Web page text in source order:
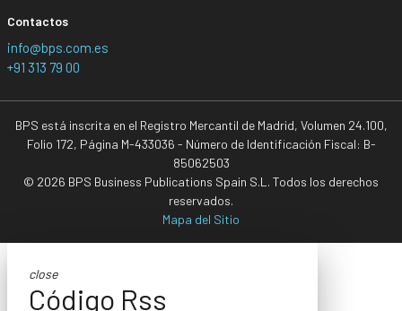
Contactos
info@bps.com.es
+91 313 79 00
BPS está inscrita en el Registro Mercantil de Madrid, Volumen 24.100,
Folio 172, Página M-433036 - Número de Identificación Fiscal: B-
85062503
© 2026 BPS Business Publications Spain S.L. Todos los derechos
reservados.
Mapa del Sitio
close
Código Rss